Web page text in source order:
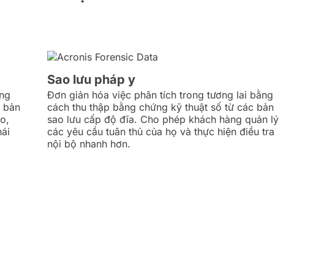
bản
Sao lưu pháp y
Đơn giản hóa việc phân tích trong tương lai bằng
cách thu thập bằng chứng kỹ thuật số từ các bản
sao lưu cấp độ đĩa. Cho phép khách hàng quản lý
các yêu cầu tuân thủ của họ và thực hiện điều tra
nội bộ nhanh hơn.